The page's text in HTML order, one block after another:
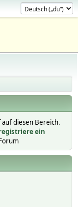
diesen Bereich.
ein